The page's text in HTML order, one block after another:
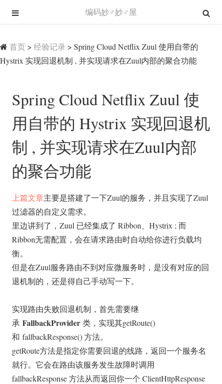
编码妙♂妙♂屋
首页 > 经验记录 > Spring Cloud Netflix Zuul 使用自带的
Hystrix 实现回退机制 , 并实现请求在Zuul内部的聚合功能
Spring Cloud Netflix Zuul 使
用自带的 Hystrix 实现回退机
制 , 并实现请求在Zuul内部
的聚合功能
上篇文章主要是搭建了一下Zuul的服务，并且实现了Zuul
过滤器的自定义需求。
里边讲到了，Zuul 已经集成了 Ribbon、Hystrix ; 而
Ribbon无需配置，会在请求路由时自动给你进行负载均
衡。
但是在Zuul服务路由不到对应微服务时，是没有对应的回
退机制的，还是得自己手动写一下。
实现路由失败回退机制，首先需要继
承 FallbackProvider 类，实现其getRoute()
和 fallbackResponse() 方法。
getRoute方法是指定你需要回退的线路，返回一个服务名
就行。它会在路由该服务发生故障时调用
fallbackResponse 方法从而返回你一个 ClientHttpResponse